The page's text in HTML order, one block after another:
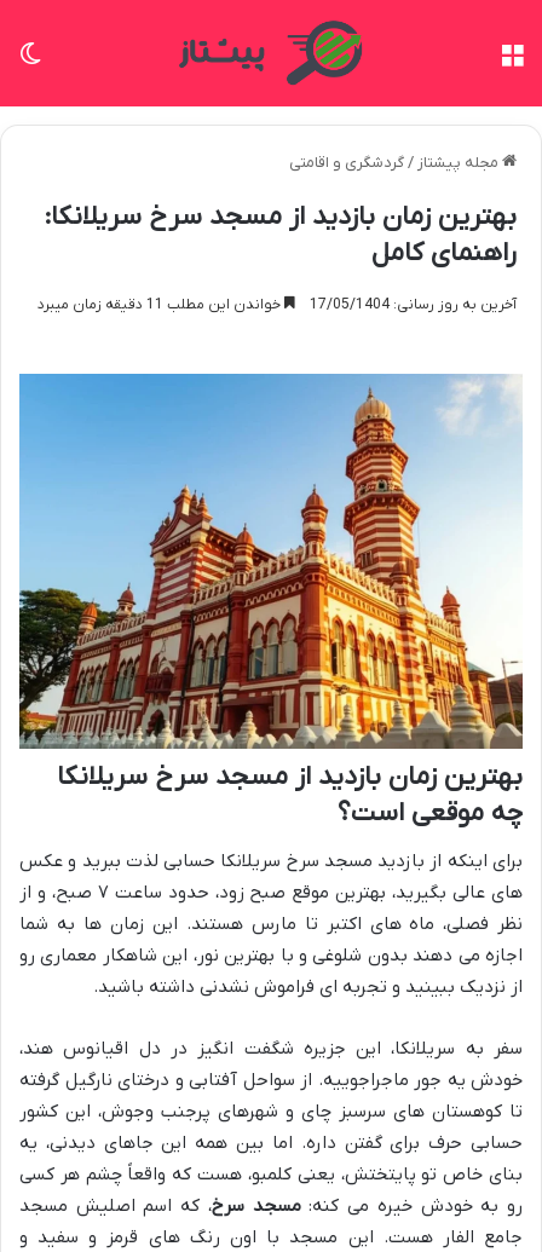
مجله پیشتاز /گردشگری و اقامتی
بهترین زمان بازدید از مسجد سرخ سریلانکا:
راهنمای کامل
آخرین به روز رسانی: 17/05/1404 خواندن این مطلب 11 دقیقه زمان میبرد
بهترین زمان بازدید از مسجد سرخ سریلانکا
چه موقعی است؟
برای اینکه از بازدید مسجد سرخ سریلانکا حسابی لذت ببرید و عکس
های عالی بگیرید، بهترین موقع صبح زود، حدود ساعت ۷ صبح، و از
نظر فصلی، ماه های اکتبر تا مارس هستند. این زمان ها به شما
اجازه می دهند بدون شلوغی و با بهترین نور، این شاهکار معماری رو
از نزدیک ببینید و تجربه ای فراموش نشدنی داشته باشید.
سفر به سریلانکا، این جزیره شگفت انگیز در دل اقیانوس هند،
خودش یه جور ماجراجوییه. از سواحل آفتابی و درختای نارگیل گرفته
تا کوهستان های سرسبز چای و شهرهای پرجنب وجوش، این کشور
حسابی حرف برای گفتن داره. اما بین همه این جاهای دیدنی، یه
بنای خاص تو پایتختش، یعنی کلمبو، هست که واقعاً چشم هر کسی
رو به خودش خیره می کنه:مسجد سرخ، که اسم اصلیش مسجد
جامع الفار هست. این مسجد با اون رنگ های قرمز و سفید و